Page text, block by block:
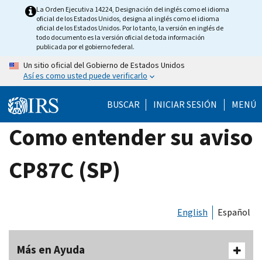
La Orden Ejecutiva 14224, Designación del inglés como el idioma
oficial de los Estados Unidos, designa al inglés como el idioma
oficial de los Estados Unidos. Por lo tanto, la versión en inglés de
todo documento es la versión oficial de toda información
publicada por el gobierno federal.
Un sitio oficial del Gobierno de Estados Unidos
Así es como usted puede verificarlo
BUSCAR INICIAR SESIÓN MENÚ
Como entender su aviso
CP87C (SP)
English Español
Más en Ayuda